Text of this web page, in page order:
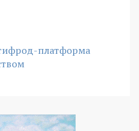
платформа